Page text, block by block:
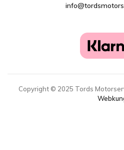
Copyright © 2025 Tords